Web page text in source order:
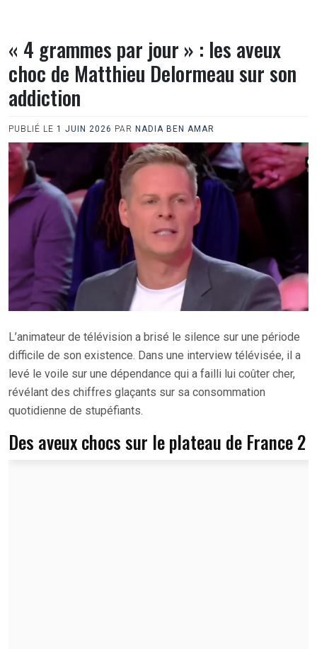
« 4 grammes par jour » : les aveux
choc de Matthieu Delormeau sur son
addiction
PUBLIÉ LE 1 JUIN 2026 PAR NADIA BEN AMAR
L’animateur de télévision a brisé le silence sur une période
difficile de son existence. Dans une interview télévisée, il a
levé le voile sur une dépendance qui a failli lui coûter cher,
révélant des chiffres glaçants sur sa consommation
quotidienne de stupéfiants.
Des aveux chocs sur le plateau de France 2